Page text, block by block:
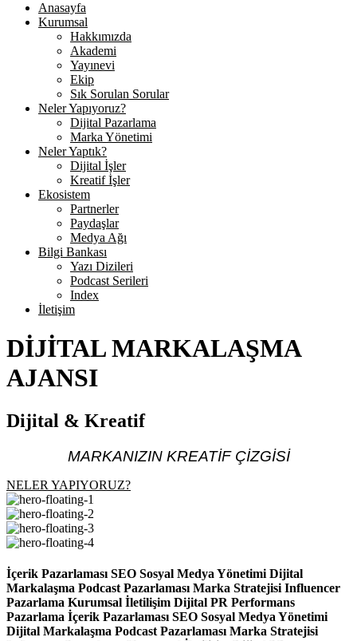
Anasayfa
Kurumsal
Hakkımızda
Akademi
Yayınevi
Ekip
Sık Sorulan Sorular
Neler Yapıyoruz?
Dijital Pazarlama
Marka Yönetimi
Neler Yaptık?
Dijital İşler
Kreatif İşler
Ekosistem
Partnerler
Paydaşlar
Medya Ağı
Bilgi Bankası
Yazı Dizileri
Podcast Serileri
Index
İletişim
DİJİTAL MARKALAŞMA
AJANSI
Dijital & Kreatif
MARKANIZIN KREATİF ÇİZGİSİ
NELER YAPIYORUZ?
İçerik Pazarlaması SEO Sosyal Medya Yönetimi Dijital
Markalaşma Podcast Pazarlaması Marka Stratejisi Influencer
Pazarlama Kurumsal İletilişim Dijital PR Performans
Pazarlama İçerik Pazarlaması SEO Sosyal Medya Yönetimi
Dijital Markalaşma Podcast Pazarlaması Marka Stratejisi